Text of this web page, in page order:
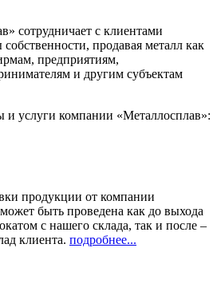
сотрудничает с клиентами
продавая металл как
предприятиям,
и другим субъектам
услуги компании «Металлосплав»:
продукции от компании
быть проведена как до выхода
с нашего склада, так и после –
клиента. подробнее...